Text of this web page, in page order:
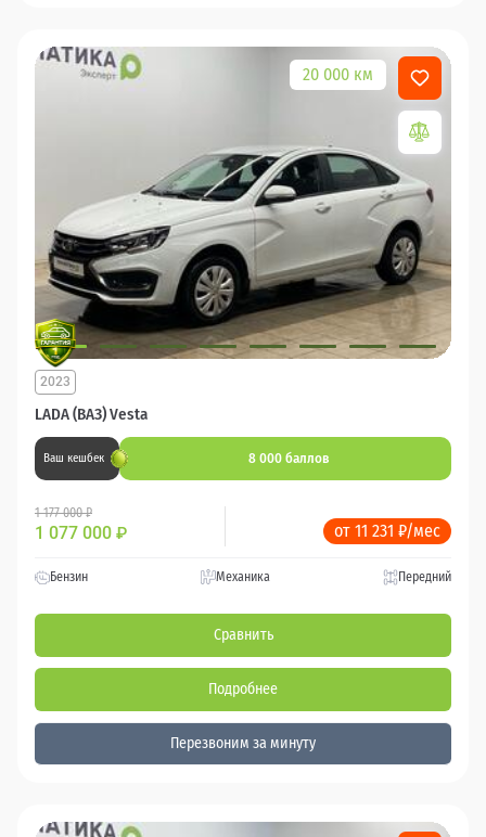
20 000 км
LADA (ВАЗ) Vesta
2023
Ваш кешбек 8 000 баллов
1 177 000 ₽
1 077 000 ₽ от 11 231 ₽/мес
Бензин Механика Передний
Сравнить
Подробнее
Перезвоним за минуту